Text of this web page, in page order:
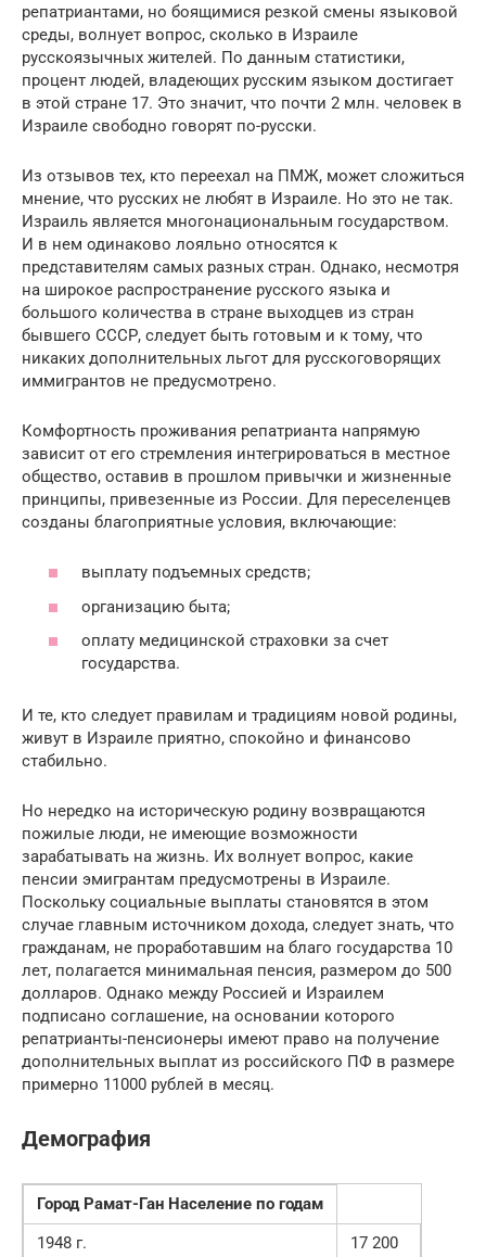
репатриантами, но боящимися резкой смены языковой
среды, волнует вопрос, сколько в Израиле
русскоязычных жителей. По данным статистики,
процент людей, владеющих русским языком достигает
в этой стране 17. Это значит, что почти 2 млн. человек в
Израиле свободно говорят по-русски.
Из отзывов тех, кто переехал на ПМЖ, может сложиться
мнение, что русских не любят в Израиле. Но это не так.
Израиль является многонациональным государством.
И в нем одинаково лояльно относятся к
представителям самых разных стран. Однако, несмотря
на широкое распространение русского языка и
большого количества в стране выходцев из стран
бывшего СССР, следует быть готовым и к тому, что
никаких дополнительных льгот для русскоговорящих
иммигрантов не предусмотрено.
Комфортность проживания репатрианта напрямую
зависит от его стремления интегрироваться в местное
общество, оставив в прошлом привычки и жизненные
принципы, привезенные из России. Для переселенцев
созданы благоприятные условия, включающие:
выплату подъемных средств;
организацию быта;
оплату медицинской страховки за счет
государства.
И те, кто следует правилам и традициям новой родины,
живут в Израиле приятно, спокойно и финансово
стабильно.
Но нередко на историческую родину возвращаются
пожилые люди, не имеющие возможности
зарабатывать на жизнь. Их волнует вопрос, какие
пенсии эмигрантам предусмотрены в Израиле.
Поскольку социальные выплаты становятся в этом
случае главным источником дохода, следует знать, что
гражданам, не проработавшим на благо государства 10
лет, полагается минимальная пенсия, размером до 500
долларов. Однако между Россией и Израилем
подписано соглашение, на основании которого
репатрианты-пенсионеры имеют право на получение
дополнительных выплат из российского ПФ в размере
примерно 11000 рублей в месяц.
Демография
Город Рамат-Ган Население по годам
1948 г.
17 200